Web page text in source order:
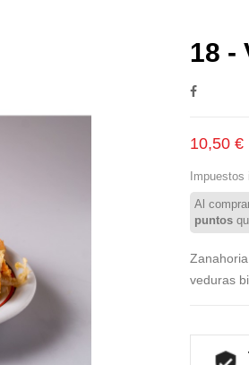
18 -
10,50 €
Al
puntos
veduras